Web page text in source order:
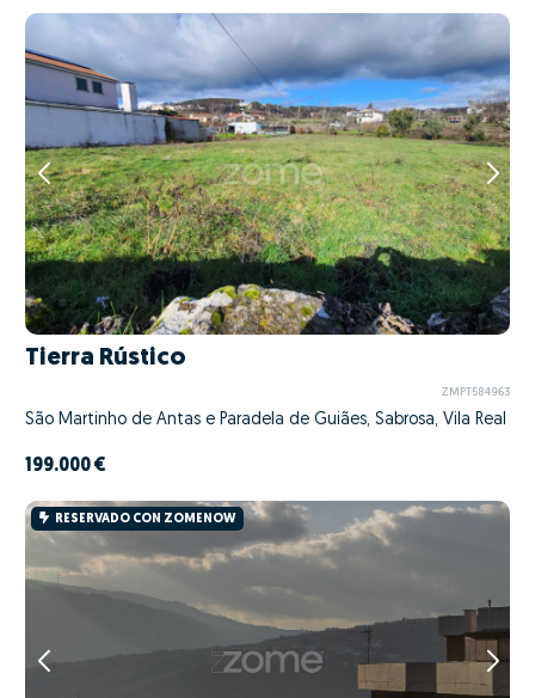
Tierra Rústico
ZMPT584963
São Martinho de Antas e Paradela de Guiães, Sabrosa, Vila Real
199.000 €
RESERVADO CON ZOMENOW